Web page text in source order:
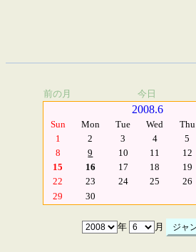
前の月 今日
2008.6
Sun Mon Tue Wed Thu
1
2 3 4 5
8
9 10 11 12
15
16 17 18 19
22
23 24 25 26
29
30
年 月